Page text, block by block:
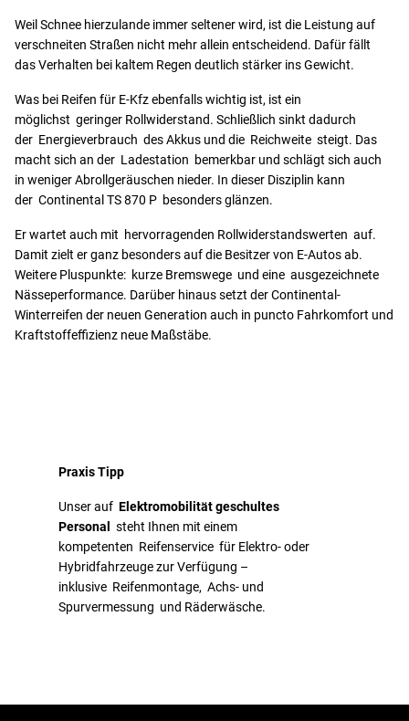
Weil Schnee hierzulande immer seltener wird, ist die Leistung auf
verschneiten Straßen nicht mehr allein entscheidend. Dafür fällt
das Verhalten bei kaltem Regen deutlich stärker ins Gewicht.
Was bei Reifen für E-Kfz ebenfalls wichtig ist, ist ein
möglichst geringer Rollwiderstand. Schließlich sinkt dadurch
der Energieverbrauch des Akkus und die Reichweite steigt. Das
macht sich an der Ladestation bemerkbar und schlägt sich auch
in weniger Abrollgeräuschen nieder. In dieser Disziplin kann
der Continental TS 870 P besonders glänzen.
Er wartet auch mit hervorragenden Rollwiderstandswerten auf.
Damit zielt er ganz besonders auf die Besitzer von E-Autos ab.
Weitere Pluspunkte: kurze Bremswege und eine ausgezeichnete
Nässeperformance. Darüber hinaus setzt der Continental-
Winterreifen der neuen Generation auch in puncto Fahrkomfort und
Kraftstoffeffizienz neue Maßstäbe.
Praxis Tipp
Unser auf Elektromobilität geschultes
Personal
steht Ihnen mit einem
kompetenten Reifenservice für Elektro- oder
Hybridfahrzeuge zur Verfügung –
inklusive Reifenmontage, Achs- und
Spurvermessung und Räderwäsche.